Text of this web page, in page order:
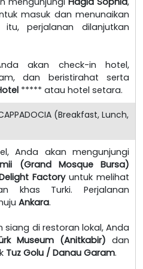
masuk dan menunaikan
perjalanan dilanjutkan
akan check-in hotel,
dan beristirahat serta
***** atau hotel setara.
(Breakfast, Lunch,
Anda akan mengunjungi
(Grand Mosque Bursa)
Factoryuntuk melihat
khas Turki. Perjalanan
Ankara.
di restoran lokal, Anda
Museum (Anitkabir) dan
Tuz Golu / Danau Garam.